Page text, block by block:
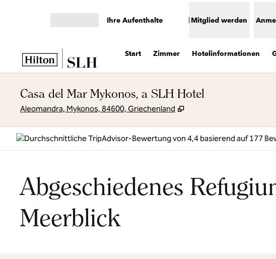
Ihre Aufenthalte Mitglied werden
Start Zimmer Hotelinformationen
Casa del Mar Mykonos, a SLH Hotel
Aleomandra, Mykonos, 84600, Griechenland ,
Abgeschiedenes
Meerblick